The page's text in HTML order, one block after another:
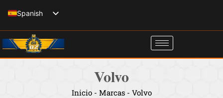
contenido
Spanish
English
Italian
Volvo
Inicio- Marcas- Volvo